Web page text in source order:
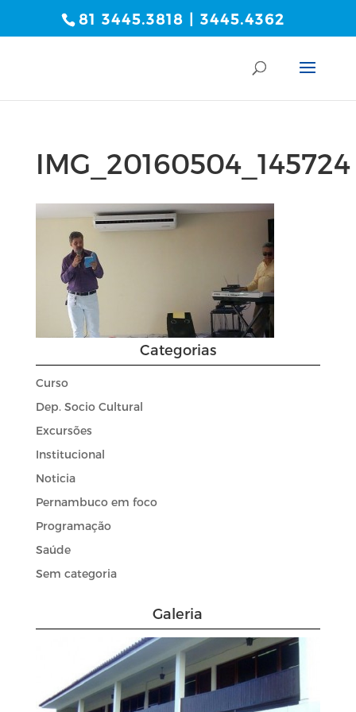
81 3445.3818 | 3445.4362
IMG_20160504_145724
Categorias
Curso
Dep. Socio Cultural
Excursões
Institucional
Noticia
Pernambuco em foco
Programação
Saúde
Sem categoria
Galeria